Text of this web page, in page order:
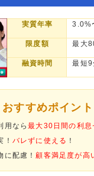
実質年率 3.0%
限度額 最大
融資時間 最短9
おすすめポイント
用なら最大30日間の利息
！ バレずに使える ！
に配慮！ 顧客満足度が高